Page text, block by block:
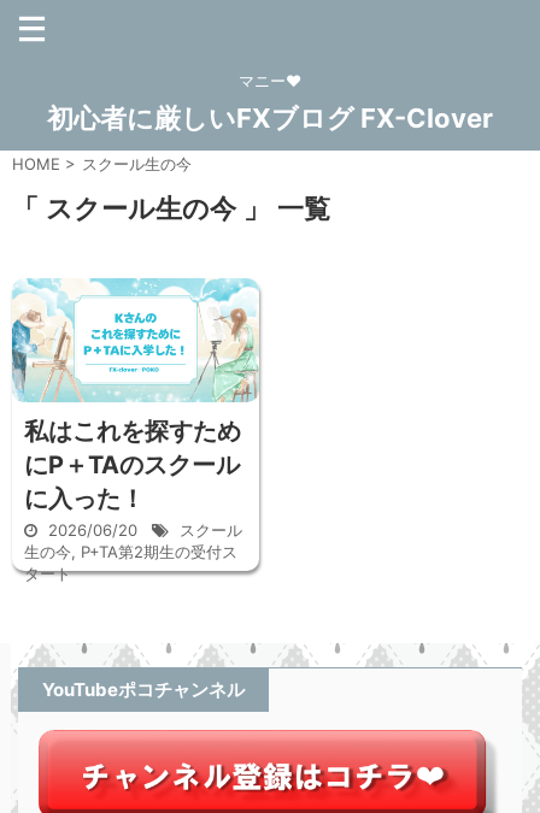
マニー❤
初心者に厳しいFXブログ FX-Clover
HOME > スクール生の今
「 スクール生の今 」 一覧
私はこれを探すため
にP＋TAのスクール
に入った！
2026/06/20
スクール
生の今, P+TA第2期生の受付ス
タート
YouTubeポコチャンネル